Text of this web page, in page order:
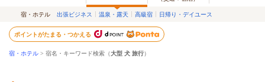
宿・ホテル 出張ビジネス 温泉・露天 高級宿 日帰り・デイユース
ポイントがたまる・つかえる
宿・ホテル > 宿名・キーワード検索（大型 犬 旅行）